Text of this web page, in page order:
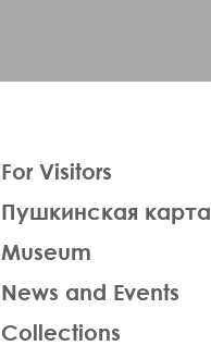
ЛЕВАЯ
ЧАСТЬ
ФУТЕР
For Visitors
Пушкинская карта
Museum
News and Events
Collections